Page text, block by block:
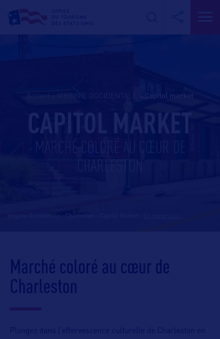
capitol market
CAPITOL MARKET
MARCHÉ COLORÉ AU CŒUR DE
Virginie Occidentale - Charleston - Capitol Market
Marché coloré au cœur de
Charleston
Plongez dans l’effervescence culturelle de Charleston en